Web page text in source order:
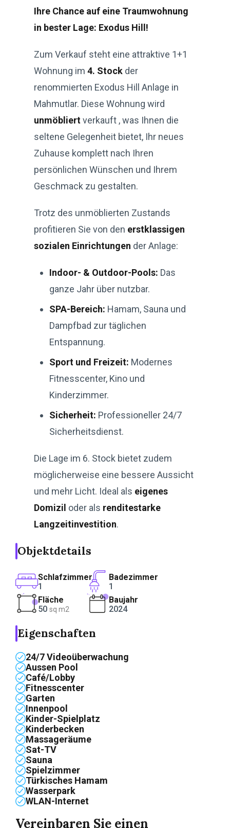
Ihre Chance auf eine Traumwohnung
in bester Lage: Exodus Hill!
Zum Verkauf steht eine attraktive 1+1
Wohnung im 4. Stock der
renommierten Exodus Hill Anlage in
Mahmutlar. Diese Wohnung wird
unmöbliertverkauft , was Ihnen die
seltene Gelegenheit bietet, Ihr neues
Zuhause komplett nach Ihren
persönlichen Wünschen und Ihrem
Geschmack zu gestalten.
Trotz des unmöblierten Zustands
profitieren Sie von den erstklassigen
sozialen Einrichtungen der Anlage:
Indoor- & Outdoor-Pools: Das
ganze Jahr über nutzbar.
SPA-Bereich: Hamam, Sauna und
Dampfbad zur täglichen
Entspannung.
Sport und Freizeit: Modernes
Fitnesscenter, Kino und
Kinderzimmer.
Sicherheit: Professioneller 24/7
Sicherheitsdienst.
Die Lage im 6. Stock bietet zudem
möglicherweise eine bessere Aussicht
und mehr Licht. Ideal als eigenes
Domizil oder als renditestarke
Langzeitinvestition.
Objektdetails
Schlafzimmer
1
Badezimmer
1
Fläche
50 sq m2
Baujahr
2024
Eigenschaften
24/7 Videoüberwachung
Aussen Pool
Café/Lobby
Fitnesscenter
Garten
Innenpool
Kinder-Spielplatz
Kinderbecken
Massageräume
Sat-TV
Sauna
Spielzimmer
Türkisches Hamam
Wasserpark
WLAN-Internet
Vereinbaren Sie einen